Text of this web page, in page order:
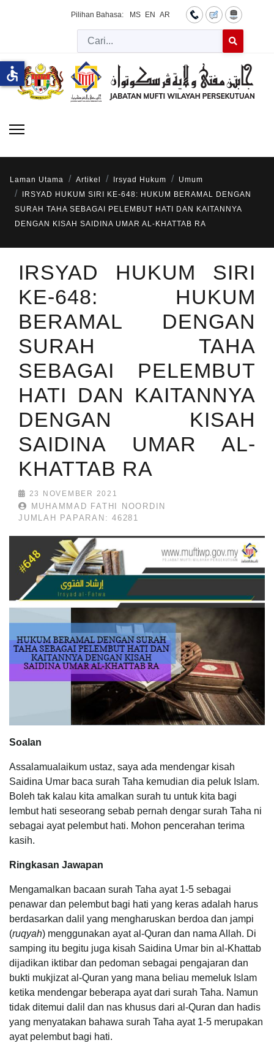
Pilihan Bahasa: MS EN AR
Cari
Laman Utama Artikel Irsyad Hukum
Umum
IRSYAD HUKUM SIRI KE-648: HUKUM BERAMAL DENGAN
SURAH TAHA SEBAGAI PELEMBUT HATI DAN KAITANNYA
DENGAN KISAH SAIDINA UMAR AL-KHATTAB RA
IRSYAD HUKUM SIRI
KE-648: HUKUM
BERAMAL DENGAN
SURAH TAHA
SEBAGAI PELEMBUT
HATI DAN KAITANNYA
DENGAN KISAH
SAIDINA UMAR AL-
KHATTAB RA
23 NOVEMBER 2021
MUHAMMAD FATHI NOORDIN
JUMLAH PAPARAN: 46281
Soalan
Assalamualaikum ustaz, saya ada mendengar kisah
Saidina Umar baca surah Taha kemudian dia peluk Islam.
Boleh tak kalau kita amalkan surah tu untuk kita bagi
lembut hati seseorang sebab pernah dengar surah Taha ni
sebagai ayat pelembut hati. Mohon pencerahan terima
kasih.
Ringkasan Jawapan
Mengamalkan bacaan surah Taha ayat 1-5 sebagai
penawar dan pelembut bagi hati yang keras adalah harus
berdasarkan dalil yang mengharuskan berdoa dan jampi
(ruqyah) menggunakan ayat al-Quran dan nama Allah. Di
samping itu begitu juga kisah Saidina Umar bin al-Khattab
dijadikan iktibar dan pedoman sebagai pengajaran dan
bukti mukjizat al-Quran yang mana beliau memeluk Islam
ketika mendengar beberapa ayat dari surah Taha. Namun
tidak ditemui dalil dan nas khusus dari al-Quran dan hadis
yang menyatakan bahawa surah Taha ayat 1-5 merupakan
ayat pelembut bagi hati.
accessible